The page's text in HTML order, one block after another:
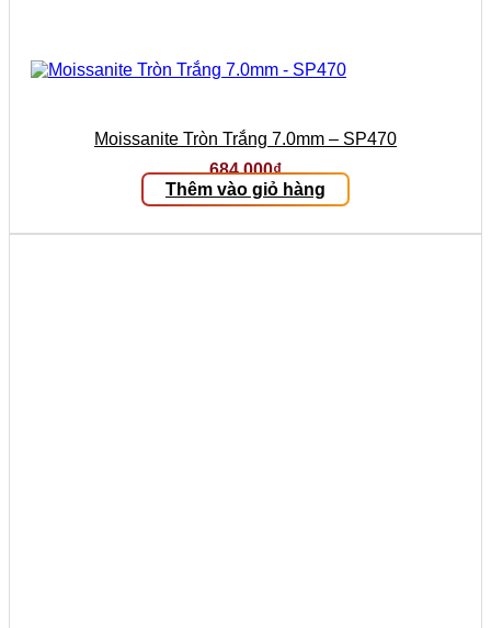
Moissanite Tròn Trắng 7.0mm – SP470
684.000₫
Thêm vào giỏ hàng